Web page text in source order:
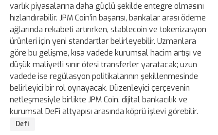
varlık piyasalarına daha güçlü şekilde entegre olmasını
hızlandırabilir. JPM Coin’in başarısı, bankalar arası ödeme
ağlarında rekabeti artırırken, stablecoin ve tokenizasyon
ürünleri için yeni standartlar belirleyebilir. Uzmanlara
göre bu gelişme, kısa vadede kurumsal hacim artışı ve
düşük maliyetli sınır ötesi transferler yaratacak; uzun
vadede ise regülasyon politikalarının şekillenmesinde
belirleyici bir rol oynayacak. Düzenleyici çerçevenin
netleşmesiyle birlikte JPM Coin, dijital bankacılık ve
kurumsal DeFi altyapısı arasında köprü işlevi görebilir.
Defi